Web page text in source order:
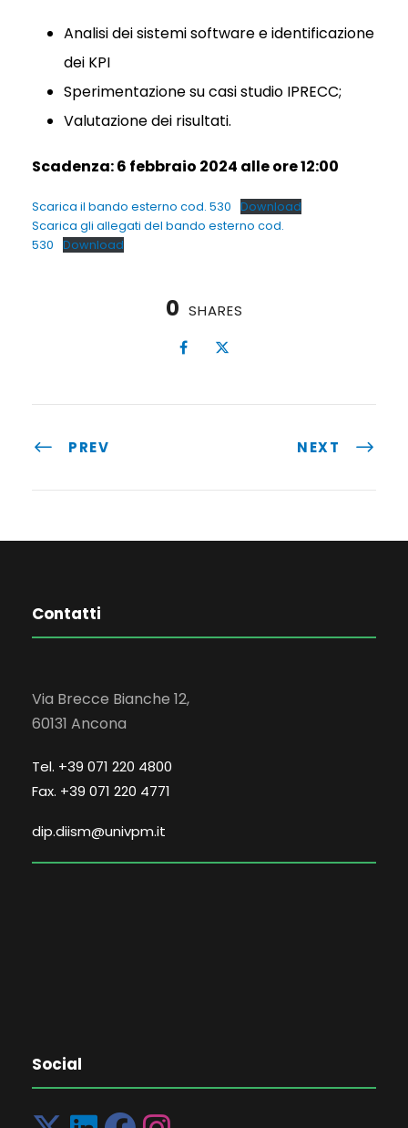
Analisi dei sistemi software e identificazione
dei KPI
Sperimentazione su casi studio IPRECC;
Valutazione dei risultati.
Scadenza: 6 febbraio 2024 alle ore 12:00
Scarica il bando esterno cod. 530
Download
Scarica gli allegati del bando esterno cod.
530
Download
0 SHARES
PREV NEXT
Contatti
Via Brecce Bianche 12,
60131 Ancona
Tel. +39 071 220 4800
Fax. +39 071 220 4771
dip.diism@univpm.it
Social